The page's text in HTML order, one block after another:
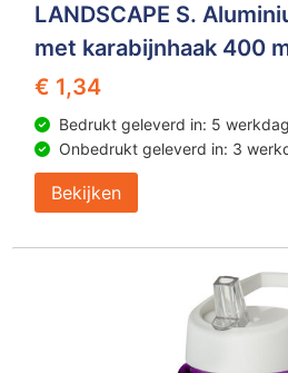
LANDSCAPE S.
met karabijnhaak 400
€ 1,34
Bedrukt geleverd in: 5
Onbedrukt geleverd in: 3
Bekijken